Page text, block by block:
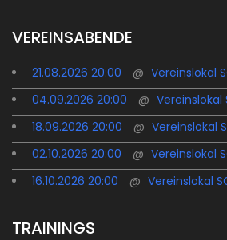
VEREINSABENDE
21.08.2026 20:00 @ Vereinslokal
04.09.2026 20:00
@ Vereinslokal
18.09.2026 20:00
@ Vereinslokal
02.10.2026 20:00
@ Vereinslokal
16.10.2026 20:00
@ Vereinslokal
TRAININGS